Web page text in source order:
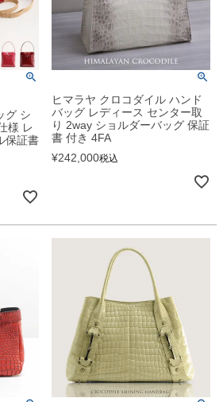
グ シ
様 レ
保証書
ヒマラヤ クロコダイル ハンド
バッグ レディース センター取
り 2way ショルダーバッグ 保証
書 付き 4FA
¥242,000税込